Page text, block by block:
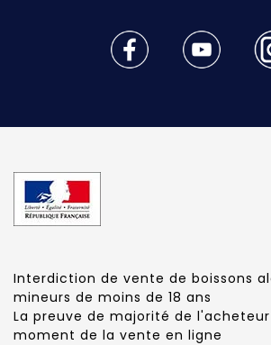
Interdiction de vente de boissons
mineurs de moins de 18 ans
La preuve de majorité de
moment de la vente en ligne